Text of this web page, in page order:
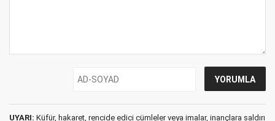
UYARI: Küfür, hakaret, rencide edici cümleler veya imalar, inançlara saldırı